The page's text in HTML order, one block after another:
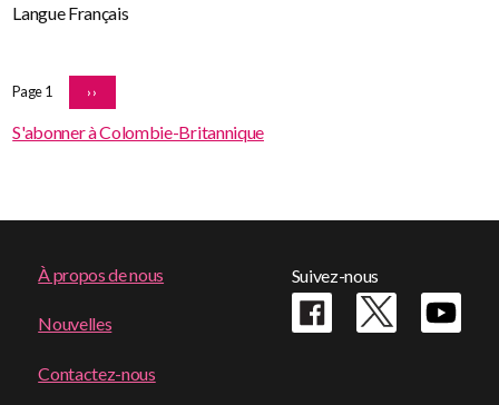
LangueFrançais
Pagination
Page 1
PAGE
SUIVANTE
››
S'abonner à Colombie-Britannique
Footer
menu
À propos de nous
Nouvelles
Contactez-nous
Suivez-nous